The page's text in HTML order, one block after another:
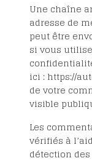
Une chaîne
adresse de
peut être
si vous
ici : https://
de votre
visible
Les
vérifiés à
détection